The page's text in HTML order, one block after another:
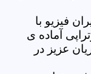
فیزیو با
آماده ی
عزیز در